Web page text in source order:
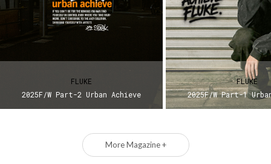
FLUKE
2025F/W Part-2 Urban Achieve
FLUKE
2025F/W Part-1
More Magazine +